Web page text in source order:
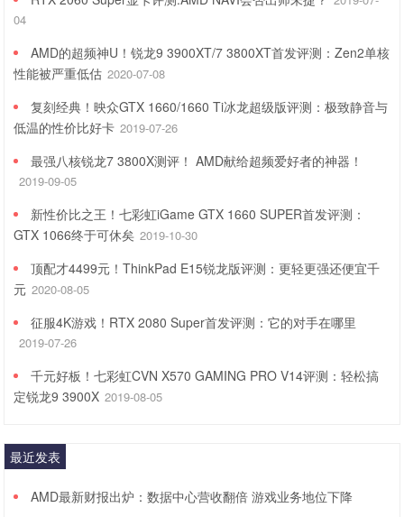
04
AMD的超频神U！锐龙9 3900XT/7 3800XT首发评测：Zen2单核
性能被严重低估 2020-07-08
复刻经典！映众GTX 1660/1660 Ti冰龙超级版评测：极致静音与
低温的性价比好卡 2019-07-26
最强八核锐龙7 3800X测评！ AMD献给超频爱好者的神器！
2019-09-05
新性价比之王！七彩虹iGame GTX 1660 SUPER首发评测：
GTX 1066终于可休矣 2019-10-30
顶配才4499元！ThinkPad E15锐龙版评测：更轻更强还便宜千
元 2020-08-05
征服4K游戏！RTX 2080 Super首发评测：它的对手在哪里
2019-07-26
千元好板！七彩虹CVN X570 GAMING PRO V14评测：轻松搞
定锐龙9 3900X 2019-08-05
最近发表
AMD最新财报出炉：数据中心营收翻倍 游戏业务地位下降